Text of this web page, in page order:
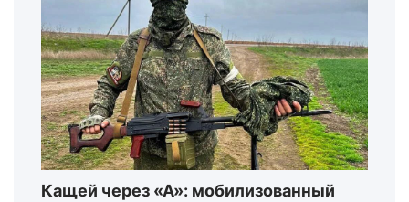
Кащей через «А»: мобилизованный